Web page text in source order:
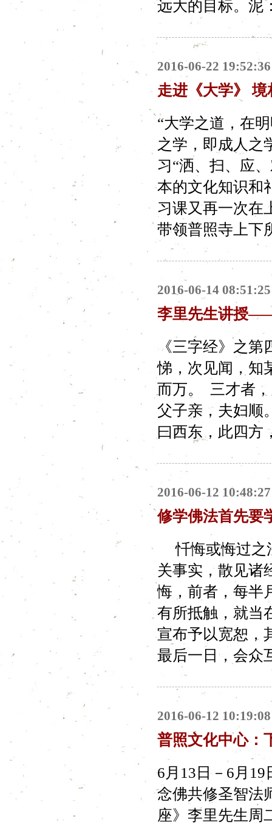
远大的目标。泥
2016-06-22 19:52:36
走进《大学》 境
“大学之道，在
之学，即成人之
习“洒、扫、应
本的文化知识和
习课又再一次在
带领普照寺上下
2016-06-14 08:51:25
李里先生讲授
《三字经》之第
悌，次见闻，知
而万。 三才者
父子亲，夫妇顺
曰西东，此四方
2016-06-12 10:48:27
修学佛法首先要
忏悔或悔过之
关事实，散见诸
悔，前者，每半
有所抵触，就当
宣布予以宽恕
最后一日，会众
2016-06-12 10:19:08
普照文化中心：
6月13日－6月
念佛共修圣智法
座》李里先生周